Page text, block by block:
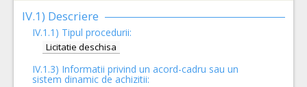
IV.1) Descriere
IV.1.1) Tipul procedurii:
Licitatie deschisa
IV.1.3) Informatii privind un acord-cadru sau un
sistem dinamic de achizitii: